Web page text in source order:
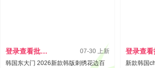
登录查看批发价
07-30 上新
韩国东大门 2026新款韩版刺绣花边百
新款韩国